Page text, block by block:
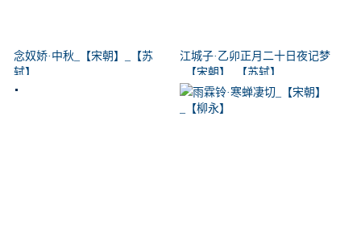
念奴娇·中秋_【宋朝】_【苏
轼】
江城子·乙卯正月二十日夜记梦
_【宋朝】_【苏轼】